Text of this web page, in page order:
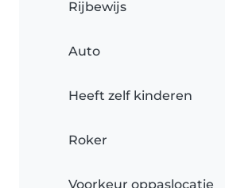
Rijbewijs
Auto
Heeft zelf kinderen
Roker
Voorkeur oppaslocatie